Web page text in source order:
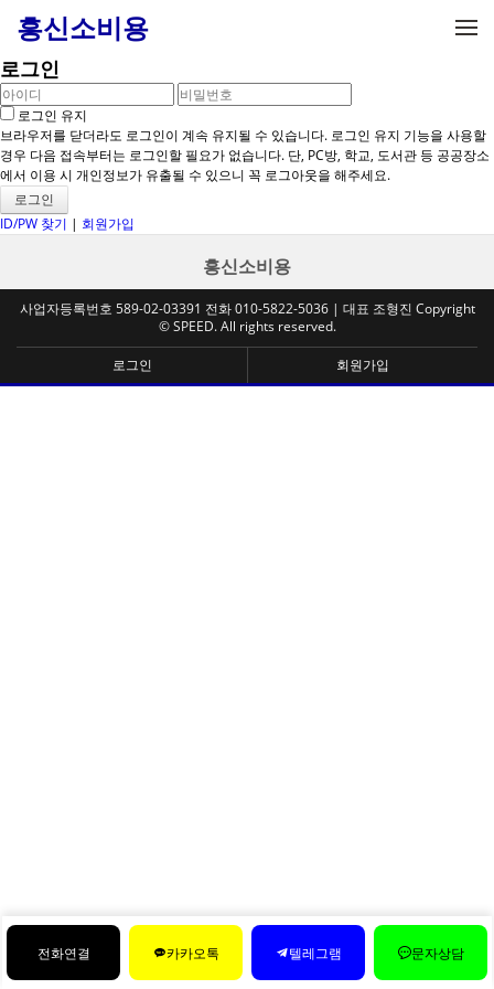
흥신소비용
로그인
로그인 유지
브라우저를 닫더라도 로그인이 계속 유지될 수 있습니다. 로그인 유지 기능을 사용할
경우 다음 접속부터는 로그인할 필요가 없습니다. 단, PC방, 학교, 도서관 등 공공장소
에서 이용 시 개인정보가 유출될 수 있으니 꼭 로그아웃을 해주세요.
ID/PW 찾기 | 회원가입
흥신소비용
사업자등록번호 589-02-03391 전화 010-5822-5036 | 대표 조형진 Copyright
© SPEED. All rights reserved.
로그인 회원가입
전화연결 카카오톡 텔레그램 문자상담